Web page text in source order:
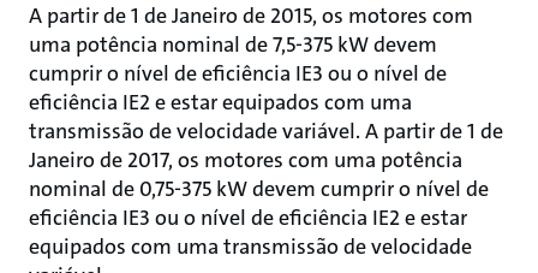
A partir de 1 de Janeiro de 2015, os motores com
uma potência nominal de 7,5-375 kW devem
cumprir o nível de eficiência IE3 ou o nível de
eficiência IE2 e estar equipados com uma
transmissão de velocidade variável. A partir de 1 de
Janeiro de 2017, os motores com uma potência
nominal de 0,75-375 kW devem cumprir o nível de
eficiência IE3 ou o nível de eficiência IE2 e estar
equipados com uma transmissão de velocidade